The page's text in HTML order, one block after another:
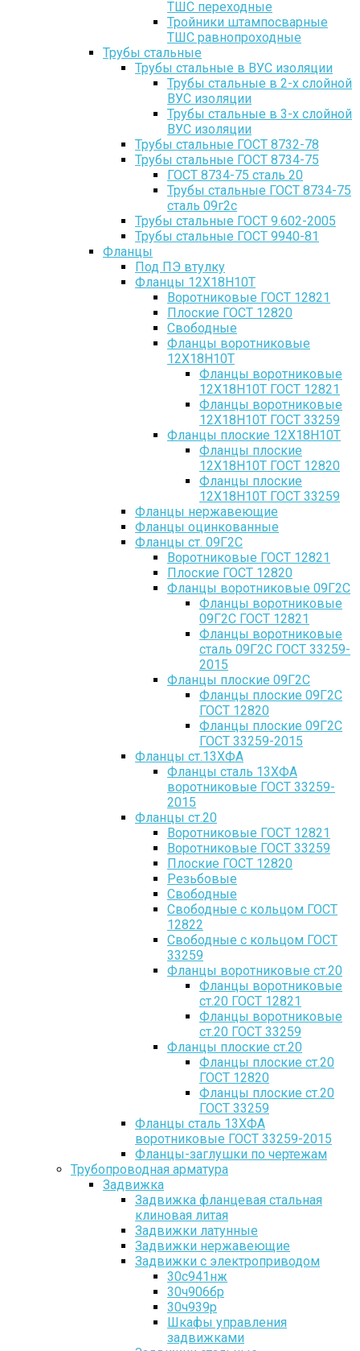
ТШС переходные
Тройники штампосварные
ТШС равнопроходные
Трубы стальные
Трубы стальные в ВУС изоляции
Трубы стальные в 2-х слойной
ВУС изоляции
Трубы стальные в 3-х слойной
ВУС изоляции
Трубы стальные ГОСТ 8732-78
Трубы стальные ГОСТ 8734-75
ГОСТ 8734-75 сталь 20
Трубы стальные ГОСТ 8734-75
сталь 09г2с
Трубы стальные ГОСТ 9.602-2005
Трубы стальные ГОСТ 9940-81
Фланцы
Под ПЭ втулку
Фланцы 12Х18Н10Т
Воротниковые ГОСТ 12821
Плоские ГОСТ 12820
Свободные
Фланцы воротниковые
12Х18Н10Т
Фланцы воротниковые
12Х18Н10Т ГОСТ 12821
Фланцы воротниковые
12Х18Н10Т ГОСТ 33259
Фланцы плоские 12Х18Н10Т
Фланцы плоские
12Х18Н10Т ГОСТ 12820
Фланцы плоские
12Х18Н10Т ГОСТ 33259
Фланцы нержавеющие
Фланцы оцинкованные
Фланцы ст. 09Г2С
Воротниковые ГОСТ 12821
Плоские ГОСТ 12820
Фланцы воротниковые 09Г2С
Фланцы воротниковые
09Г2С ГОСТ 12821
Фланцы воротниковые
сталь 09Г2С ГОСТ 33259-
2015
Фланцы плоские 09Г2С
Фланцы плоские 09Г2С
ГОСТ 12820
Фланцы плоские 09Г2С
ГОСТ 33259-2015
Фланцы ст.13ХФА
Фланцы сталь 13ХФА
воротниковые ГОСТ 33259-
2015
Фланцы ст.20
Воротниковые ГОСТ 12821
Воротниковые ГОСТ 33259
Плоские ГОСТ 12820
Резьбовые
Свободные
Свободные с кольцом ГОСТ
12822
Свободные с кольцом ГОСТ
33259
Фланцы воротниковые ст.20
Фланцы воротниковые
ст.20 ГОСТ 12821
Фланцы воротниковые
ст.20 ГОСТ 33259
Фланцы плоские ст.20
Фланцы плоские ст.20
ГОСТ 12820
Фланцы плоские ст.20
ГОСТ 33259
Фланцы сталь 13ХФА
воротниковые ГОСТ 33259-2015
Фланцы-заглушки по чертежам
Трубопроводная арматура
Задвижка
Задвижка фланцевая стальная
клиновая литая
Задвижки латунные
Задвижки нержавеющие
Задвижки с электроприводом
30с941нж
30ч906бр
30ч939р
Шкафы управления
задвижками